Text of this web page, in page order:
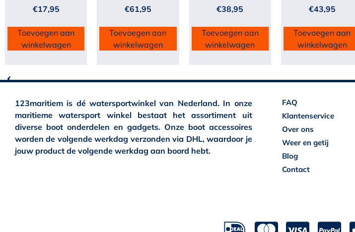
€17,95
Toevoegen aan
winkelwagen
€61,95
Toevoegen aan
winkelwagen
€38,95
Toevoegen aan
winkelwagen
€43,95
Toevoegen aan
winkelwagen
123maritiem is dé watersportwinkel van Nederland. In onze
maritieme watersport winkel bestaat het assortiment uit
diverse boot onderdelen en gadgets. Onze boot accessoires
worden de volgende werkdag verzonden via DHL, waardoor je
jouw product de volgende werkdag aan boord hebt.
FAQ
Klantenservice
Over ons
Weer en getij
Blog
Contact